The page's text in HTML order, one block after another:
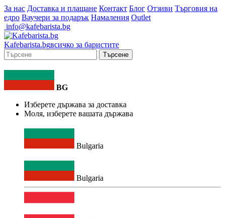
За нас Доставка и плащане Контакт Блог Отзиви Търговия на
едро Ваучери за подарък Намаления Outlet
info@kafebarista.bg
Kafebarista.bgвсичко за баристите
Търсене
BG
Изберете държава за доставка
Моля, изберете вашата държава
Bulgaria
Bulgaria